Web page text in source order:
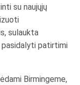
su naujųjų
sulaukta
patirtimi
Birmingeme,